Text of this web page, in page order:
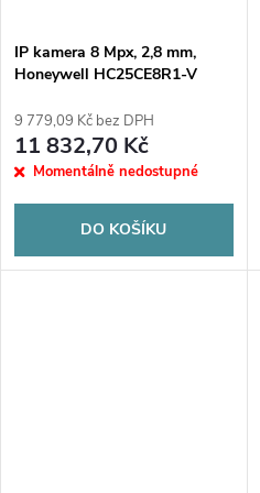
IP kamera 8 Mpx, 2,8 mm,
Honeywell HC25CE8R1-V
9 779,09 Kč bez DPH
11 832,70 Kč
Momentálně nedostupné
DO KOŠÍKU